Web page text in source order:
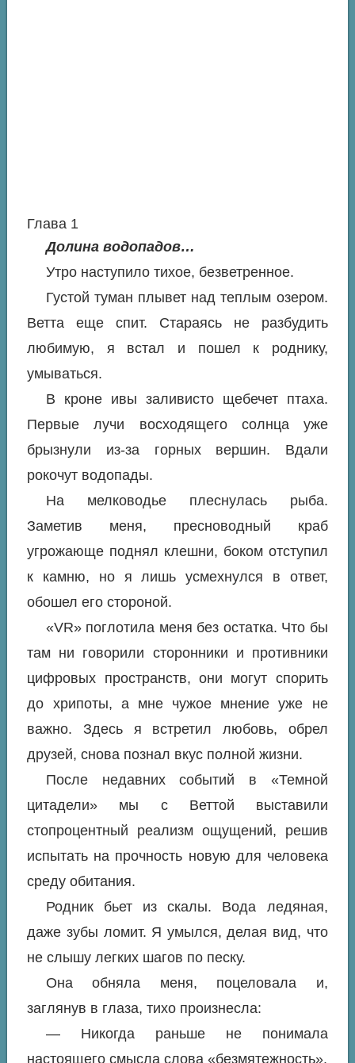
Глава 1
Долина водопадов…
Утро наступило тихое, безветренное.
Густой туман плывет над теплым озером.
Ветта еще спит. Стараясь не разбудить
любимую, я встал и пошел к роднику,
умываться.
В кроне ивы заливисто щебечет птаха.
Первые лучи восходящего солнца уже
брызнули из-за горных вершин. Вдали
рокочут водопады.
На мелководье плеснулась рыба.
Заметив меня, пресноводный краб
угрожающе поднял клешни, боком отступил
к камню, но я лишь усмехнулся в ответ,
обошел его стороной.
«VR» поглотила меня без остатка. Что бы
там ни говорили сторонники и противники
цифровых пространств, они могут спорить
до хрипоты, а мне чужое мнение уже не
важно. Здесь я встретил любовь, обрел
друзей, снова познал вкус полной жизни.
После недавних событий в «Темной
цитадели» мы с Веттой выставили
стопроцентный реализм ощущений, решив
испытать на прочность новую для человека
среду обитания.
Родник бьет из скалы. Вода ледяная,
даже зубы ломит. Я умылся, делая вид, что
не слышу легких шагов по песку.
Она обняла меня, поцеловала и,
заглянув в глаза, тихо произнесла:
— Никогда раньше не понимала
настоящего смысла слова «безмятежность».